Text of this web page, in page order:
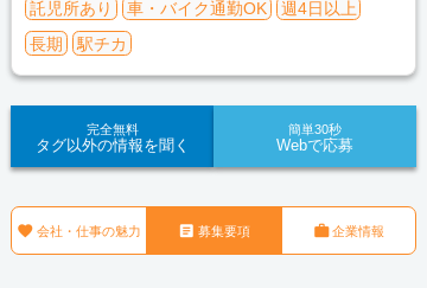
託児所あり 車・バイク通勤OK
週4日以上
長期
駅チカ
完全無料
タグ以外の情報を聞く
簡単30秒
Webで応募
 会社・仕事の魅力  募集要項 企業情報